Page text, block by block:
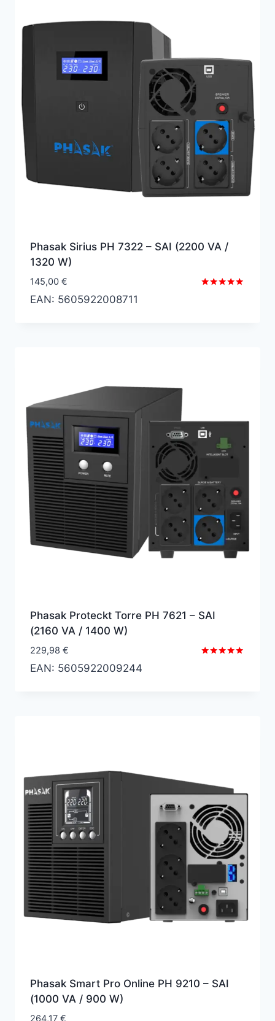
Phasak Sirius PH 7322 – SAI (2200 VA /
1320 W)
145,00 €
EAN: 5605922008711
Phasak Proteckt Torre PH 7621 – SAI
(2160 VA / 1400 W)
229,98 €
EAN: 5605922009244
Phasak Smart Pro Online PH 9210 – SAI
(1000 VA / 900 W)
264,17 €